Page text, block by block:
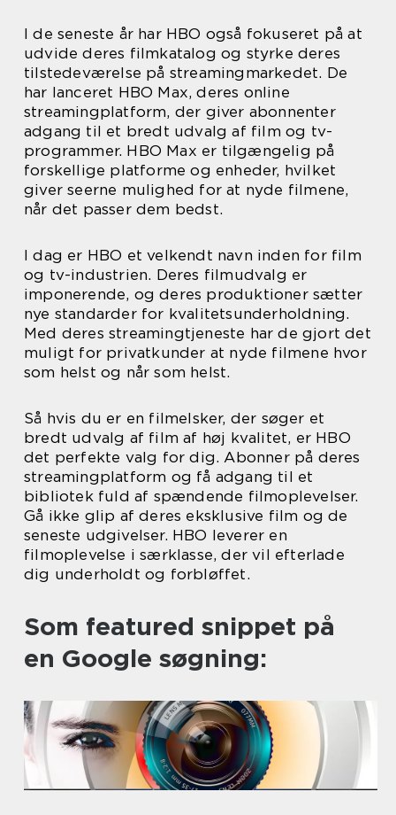
I de seneste år har HBO også fokuseret på at
udvide deres filmkatalog og styrke deres
tilstedeværelse på streamingmarkedet. De
har lanceret HBO Max, deres online
streamingplatform, der giver abonnenter
adgang til et bredt udvalg af film og tv-
programmer. HBO Max er tilgængelig på
forskellige platforme og enheder, hvilket
giver seerne mulighed for at nyde filmene,
når det passer dem bedst.
I dag er HBO et velkendt navn inden for film
og tv-industrien. Deres filmudvalg er
imponerende, og deres produktioner sætter
nye standarder for kvalitetsunderholdning.
Med deres streamingtjeneste har de gjort det
muligt for privatkunder at nyde filmene hvor
som helst og når som helst.
Så hvis du er en filmelsker, der søger et
bredt udvalg af film af høj kvalitet, er HBO
det perfekte valg for dig. Abonner på deres
streamingplatform og få adgang til et
bibliotek fuld af spændende filmoplevelser.
Gå ikke glip af deres eksklusive film og de
seneste udgivelser. HBO leverer en
filmoplevelse i særklasse, der vil efterlade
dig underholdt og forbløffet.
Som featured snippet på
en Google søgning: